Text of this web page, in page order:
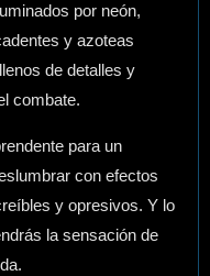
por neón,
y azoteas
de detalles y
combate.
para un
con efectos
y opresivos. Y lo
la sensación de